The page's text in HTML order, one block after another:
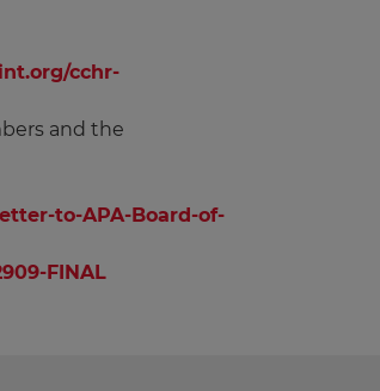
cchr-
and the
to-APA-Board-of-
FINAL